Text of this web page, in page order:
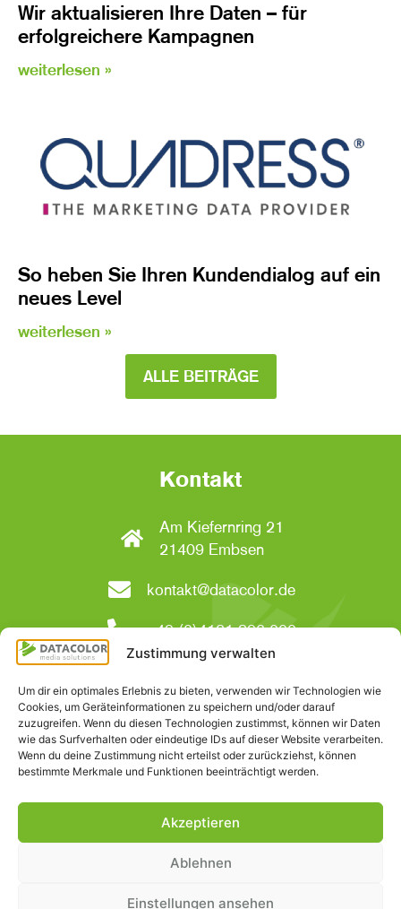
Zustimmung verwalten
Um dir ein optimales Erlebnis zu bieten, verwenden wir Technologien wie
Cookies, um Geräteinformationen zu speichern und/oder darauf
zuzugreifen. Wenn du diesen Technologien zustimmst, können wir Daten
wie das Surfverhalten oder eindeutige IDs auf dieser Website verarbeiten.
Wenn du deine Zustimmung nicht erteilst oder zurückziehst, können
bestimmte Merkmale und Funktionen beeinträchtigt werden.
Akzeptieren
Ablehnen
Einstellungen ansehen
Wir aktualisieren Ihre Daten – für
erfolgreichere Kampagnen
weiterlesen »
So heben Sie Ihren Kundendialog auf ein
neues Level
weiterlesen »
ALLE BEITRÄGE
Kontakt
Am Kiefernring 21
21409 Embsen
kontakt@datacolor.de
+49 (0)4131 896-000
Social Media
Impressum|Datenschutzerklärung|Cookie-Richtlinien|
AGB